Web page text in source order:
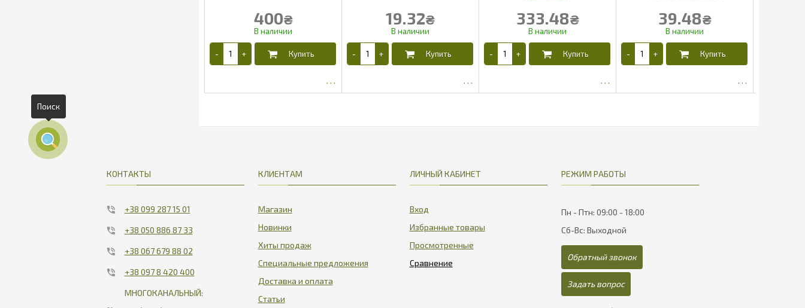
400₴ 19.32₴ 333.48₴ 39.48₴
КОНТАКТЫ
+38 099 287 15 01
+38 050 886 87 33
+38 067 679 88 02
+38 097 8 420 400
МНОГОКАНАЛЬНЫЙ:
КЛИЕНТАМ
Магазин
Новинки
Хиты продаж
Специальные предложения
Доставка и оплата
Статьи
ЛИЧНЫЙ КАБИНЕТ
Вход
Избранные товары
Просмотренные
РЕЖИМ РАБОТЫ
Пн - Птн: 09:00 - 18:00
Сб-Вс: Выходной
Обратный звонок
Задать вопрос
Поиск